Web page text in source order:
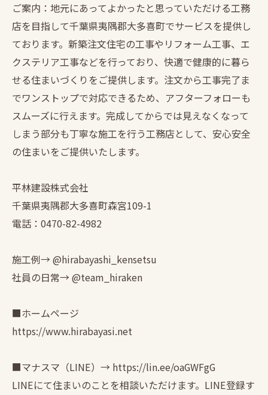
ご案内：地元にあってよかったと思っていただける工務
店を目指して千葉県夷隅郡大多喜町でサービスを提供し
ております。新築注文住宅の工事やリフォーム工事、エ
クステリア工事などを行っており、快適で健康的に暮ら
せる住まいづくりをご提供します。注文から工事完了ま
でワンストップで対応できるため、アフターフォローも
スムーズに行えます。完成してからでは見えなくなって
しまう部分も丁寧な施工を行う工務店として、安心安全
の住まいをご提供いたします。
平林建設株式会社
千葉県夷隅郡大多喜町森宮109-1
電話：0470-82-4982
施工例→ @hirabayashi_kensetsu
社員の日常→ @team_hiraken
■ホームページ
https://www.hirabayasi.net
■マナスマ（LINE）→ https://lin.ee/oaGWFgG
LINEにて住まいのことを相談いただけます。LINE登録す